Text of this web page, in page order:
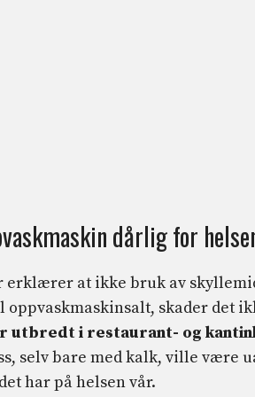
dårlig for
erklærer at ikke bruk av
skader det
utbredt i restaurant- og
selv bare med kalk, ville være
har på helsen vår.